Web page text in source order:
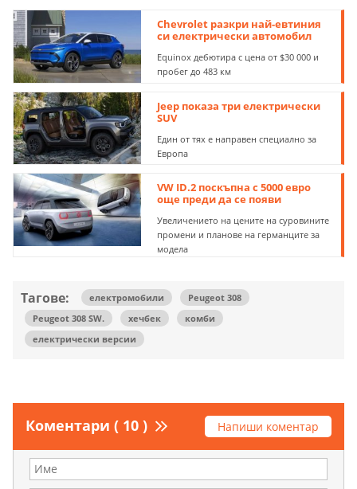
Chevrolet разкри най-евтиния
си електрически автомобил
Equinox дебютира с цена от $30 000 и
пробег до 483 км
Jeep показа три електрически
SUV
Един от тях е направен специално за
Европа
VW ID.2 поскъпна с 5000 евро
още преди да се появи
Увеличението на цените на суровините
промени и планове на германците за
модела
Тагове: електромобили
Peugeot 308
Peugeot 308 SW.
хечбек
комби
електрически версии
Коментари ( 10 ) Напиши коментар